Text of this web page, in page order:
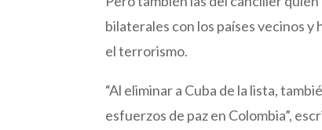
bilaterales con los países vecinos
el terrorismo.
“Al eliminar a Cuba de la lista,
esfuerzos de paz en Colombia”,